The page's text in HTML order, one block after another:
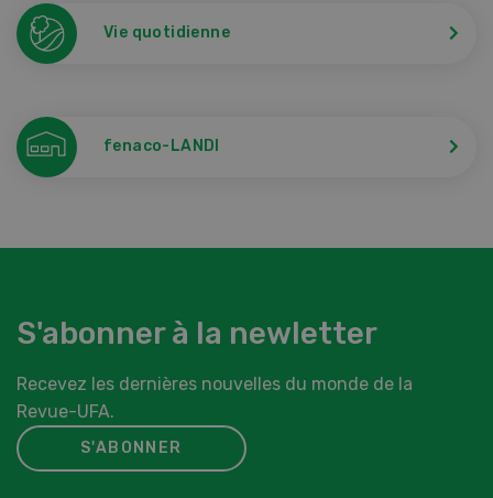
Vie quotidienne
fenaco-LANDI
S'abonner à la newletter
Recevez les dernières nouvelles du monde de la
Revue-UFA.
S'ABONNER